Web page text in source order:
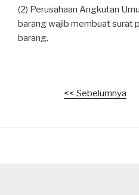
(2) Perusahaan Angkutan
barang wajib membuat surat
barang.
<< Sebelumnya